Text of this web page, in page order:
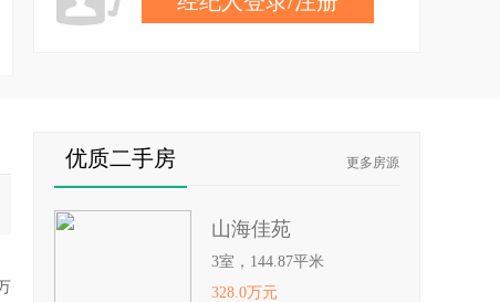
优质二手房 更多房源
山海佳苑
3室，144.87平米
328.0万元